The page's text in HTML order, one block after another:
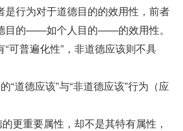
是行为对于道德目的的效用性，前者
目的——如个人目的——的效用性。
普遍化性”，非道德应该则不具
道德应该”与“非道德应该”行为（应
更重要属性，却不是其特有属性，